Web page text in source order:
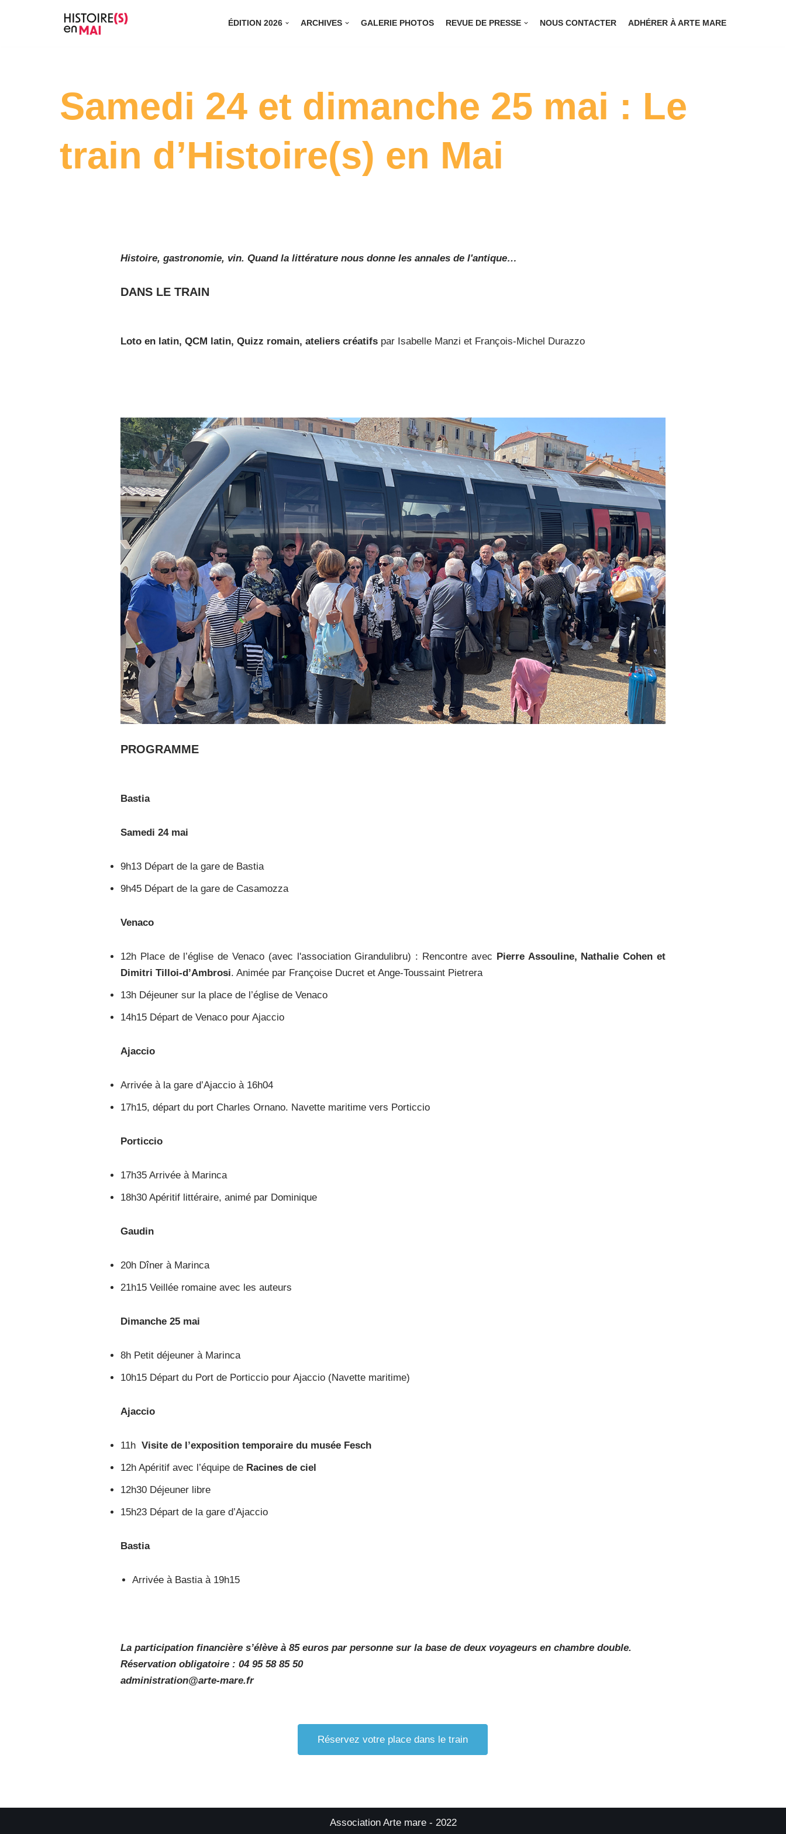
ÉDITION 2026 ARCHIVES GALERIE PHOTOS REVUE DE PRESSE NOUS CONTACTER ADHÉRER À ARTE MARE
Samedi 24 et dimanche 25 mai : Le
train d’Histoire(s) en Mai
Histoire, gastronomie, vin. Quand la littérature nous donne les annales de l'antique…
DANS LE TRAIN
Loto en latin, QCM latin, Quizz romain, ateliers créatifs par Isabelle Manzi et François-Michel Durazzo
PROGRAMME
Bastia
Samedi 24 mai
9h13 Départ de la gare de Bastia
9h45 Départ de la gare de Casamozza
Venaco
12h Place de l’église de Venaco (avec l'association Girandulibru) : Rencontre avec Pierre Assouline, Nathalie Cohen et
Dimitri Tilloi-d’Ambrosi. Animée par Françoise Ducret et Ange-Toussaint Pietrera
13h Déjeuner sur la place de l’église de Venaco
14h15 Départ de Venaco pour Ajaccio
Ajaccio
Arrivée à la gare d’Ajaccio à 16h04
17h15, départ du port Charles Ornano. Navette maritime vers Porticcio
Porticcio
17h35 Arrivée à Marinca
18h30 Apéritif littéraire, animé par Dominique
Gaudin
20h Dîner à Marinca
21h15 Veillée romaine avec les auteurs
Dimanche 25 mai
8h Petit déjeuner à Marinca
10h15 Départ du Port de Porticcio pour Ajaccio (Navette maritime)
Ajaccio
11hVisite de l’exposition temporaire du musée Fesch
12h Apéritif avec l’équipe de Racines de ciel
12h30 Déjeuner libre
15h23 Départ de la gare d’Ajaccio
Bastia
Arrivée à Bastia à 19h15
La participation financière s’élève à 85 euros par personne sur la base de deux voyageurs en chambre double.
Réservation obligatoire : 04 95 58 85 50
administration@arte-mare.fr
Réservez votre place dans le train
Association Arte mare - 2022